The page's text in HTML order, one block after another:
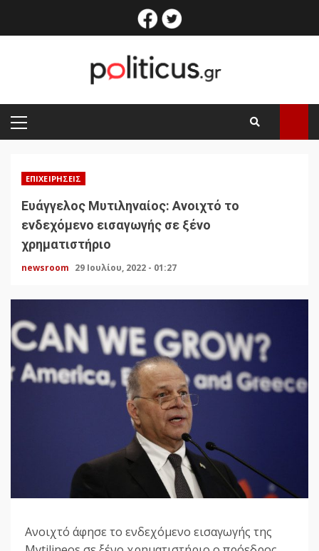
facebook
PRIMARY
MENU
ΕΠΙΧΕΙΡΉΣΕΙΣ
Ευάγγελος Μυτιληναίος: Ανοιχτό το
ενδεχόμενο εισαγωγής σε ξένο
χρηματιστήριο
newsroom 29 Ιουλίου, 2022 - 01:27
Ανοιχτό άφησε το ενδεχόμενο εισαγωγής της